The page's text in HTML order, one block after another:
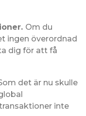
Om du
ingen överordnad
dig för att få
det är nu skulle
inte